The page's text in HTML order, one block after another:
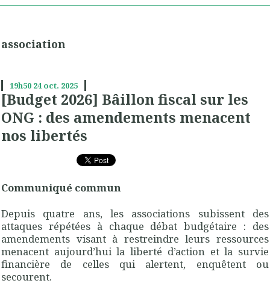
association
19h50 24 oct. 2025
[Budget 2026] Bâillon fiscal sur les
ONG : des amendements menacent
nos libertés
Communiqué commun
Depuis quatre ans, les associations subissent des
attaques répétées à chaque débat budgétaire : des
amendements visant à restreindre leurs ressources
menacent aujourd’hui la liberté d’action et la survie
financière de celles qui alertent, enquêtent ou
secourent.